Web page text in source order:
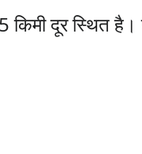
किमी दूर स्थित है।